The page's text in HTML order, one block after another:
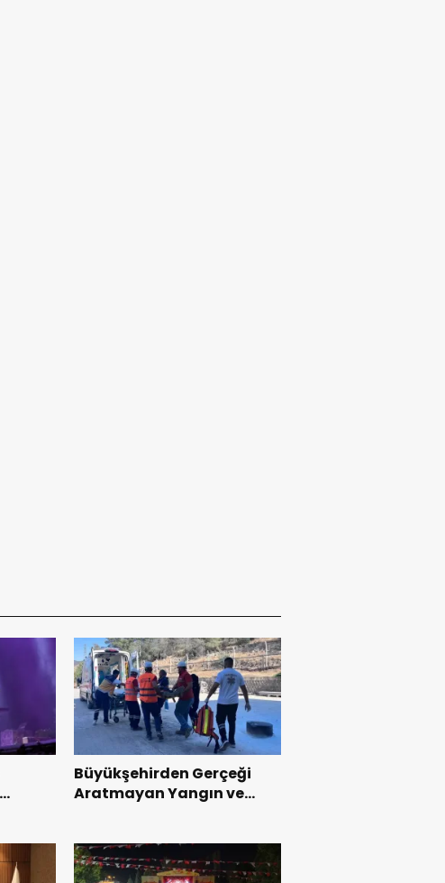
Büyükşehirden Gerçeği
Aratmayan Yangın ve